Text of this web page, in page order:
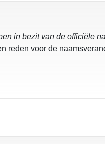
in bezit van de officiële
reden voor de